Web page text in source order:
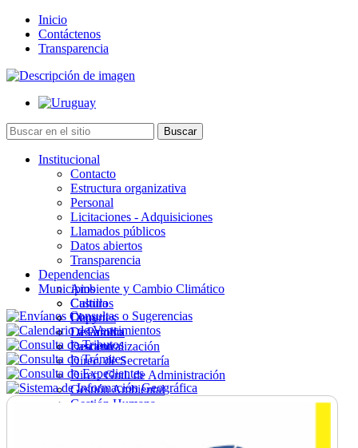
Inicio
Contáctenos
Transparencia
Institucional
Contacto
Estructura organizativa
Personal
Licitaciones - Adquisiciones
Llamados públicos
Datos abiertos
Transparencia
Dependencias
Ambiente y Cambio Climático
Cultura
Deportes
Desarrollo
Descentralización
Direc. de Secretaría
Direc. Gral. de Administración
Gestión Ambiental
Gestión Humana
Municipios
Castillos
Chuy
La Paloma
Lascano